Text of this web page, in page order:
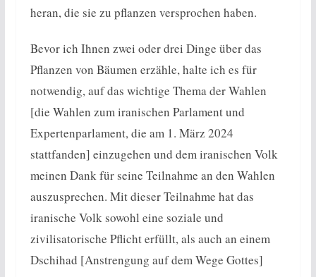
heran, die sie zu pflanzen versprochen haben.
Bevor ich Ihnen zwei oder drei Dinge über das
Pflanzen von Bäumen erzähle, halte ich es für
notwendig, auf das wichtige Thema der Wahlen
[die Wahlen zum iranischen Parlament und
Expertenparlament, die am 1. März 2024
stattfanden] einzugehen und dem iranischen Volk
meinen Dank für seine Teilnahme an den Wahlen
auszusprechen. Mit dieser Teilnahme hat das
iranische Volk sowohl eine soziale und
zivilisatorische Pflicht erfüllt, als auch an einem
Dschihad [Anstrengung auf dem Wege Gottes]